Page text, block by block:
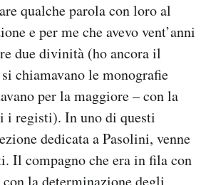
qualche parola con loro al
e per me che avevo vent’anni
due divinità (ho ancora il
chiamavano le monografie
per la maggiore – con la
i registi). In uno di questi
dedicata a Pasolini, venne
Il compagno che era in fila con
la determinazione degli